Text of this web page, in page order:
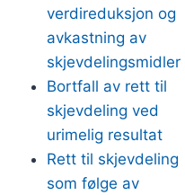
verdireduksjon og
avkastning av
skjevdelingsmidler
Bortfall av rett til
skjevdeling ved
urimelig resultat
Rett til skjevdeling
som følge av